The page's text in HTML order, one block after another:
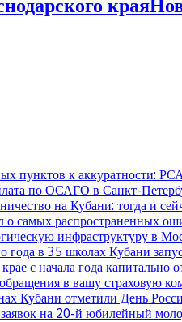
пунктов к аккуратности:
по ОСАГО в Санкт-
на Кубани: тогда и
о самых распространенных
инфраструктуру в
года в 35 школах Кубани
с начала года
в вашу страховую
Кубани отметили День
на 20-й юбилейный